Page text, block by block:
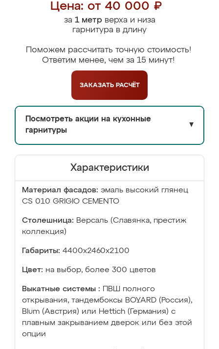
Цена: от 40 000 ₽
за 1 метрверха и низа
гарнитура в длину
Поможем рассчитать точную стоимость!
Ответим менее, чем за 15 минут!
ЗАКАЗАТЬ РАСЧЁТ
Посмотреть акции на кухонные
гарнитуры
▼
Характеристики
Материал фасадов: эмаль высокий глянец
CS 010 GRIGIO CEMENTO
Столешница: Версаль (Славянка, престиж
коллекция)
Габариты: 4400х2460х2100
Цвет: на выбор, более 300 цветов
Выкатные системы :
ПВШ полного
открывания, тандембоксы BOYARD (Россия),
Blum (Австрия) или Hettich (Германия) с
плавным закрыванием дверок или без этой
опции